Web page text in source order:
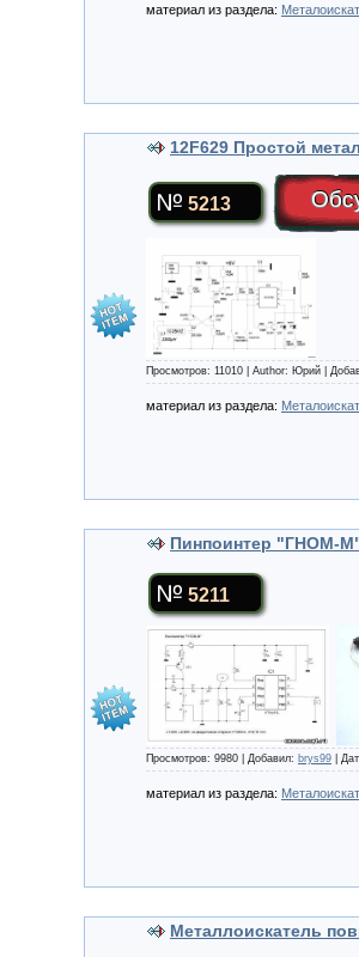
материал из раздела:
12F629 Простой
5213
Просмотров: 11010 | Author: Юрий |
материал из раздела:
Пинпоинтер "ГНОМ-
5211
Просмотров: 9980 | Добавил: brys99 |
материал из раздела:
Металлоискатель